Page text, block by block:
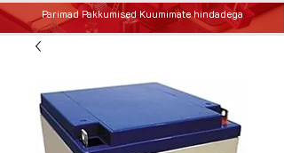
Parimad Pakkumised Kuumimate hindadega